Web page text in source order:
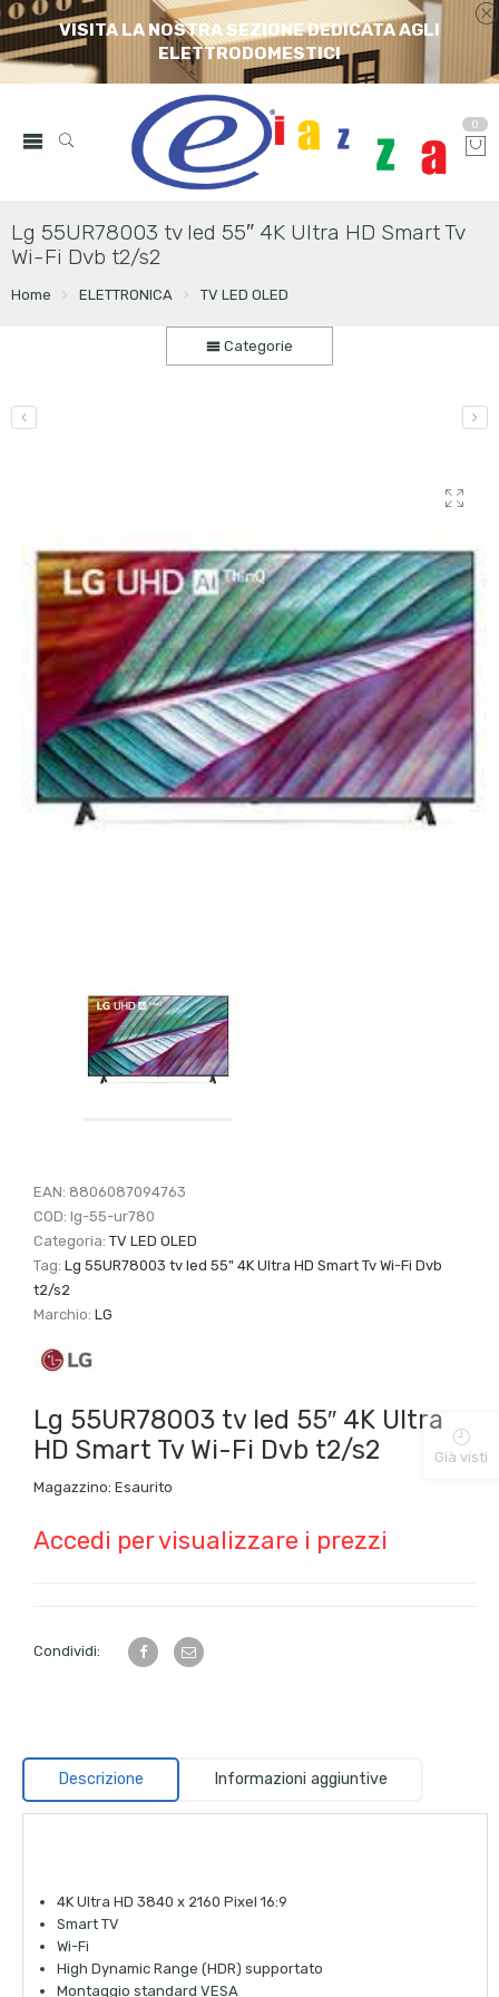
VISITA LA NOSTRA SEZIONE DEDICATA AGLI
ELETTRODOMESTICI
0
Lg 55UR78003 tv led 55″ 4K Ultra HD Smart Tv
Wi-Fi Dvb t2/s2
Home ELETTRONICA TV LED OLED
Categorie
EAN: 8806087094763
COD:lg-55-ur780
Categoria:TV LED OLED
Tag:Lg 55UR78003 tv led 55" 4K Ultra HD Smart Tv Wi-Fi Dvb
t2/s2
Marchio:LG
Lg 55UR78003 tv led 55″ 4K Ultra
HD Smart Tv Wi-Fi Dvb t2/s2
Magazzino: Esaurito
Accedi per visualizzare i prezzi
Condividi:
Descrizione Informazioni aggiuntive
4K Ultra HD 3840 x 2160 Pixel 16:9
Smart TV
Wi-Fi
High Dynamic Range (HDR) supportato
Montaggio standard VESA
Già visti